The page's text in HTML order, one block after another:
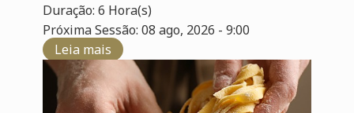
Duração: 6 Hora(s)
Próxima Sessão: 08 ago, 2026 - 9:00
Leia mais